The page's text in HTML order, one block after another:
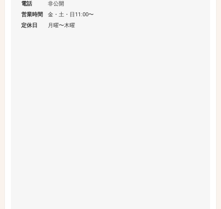
電話
非公開
営業時間
金・土・日11:00〜
定休日
月曜〜木曜